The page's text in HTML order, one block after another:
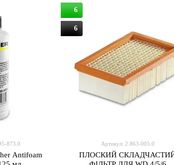
873.0
Antifoam
6
6
Артикул: 2.863-005.0
ПЛОСКИЙ